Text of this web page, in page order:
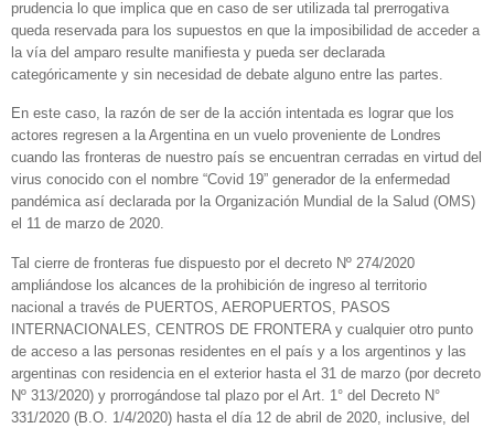
prudencia lo que implica que en caso de ser utilizada tal prerrogativa
queda reservada para los supuestos en que la imposibilidad de acceder a
la vía del amparo resulte manifiesta y pueda ser declarada
categóricamente y sin necesidad de debate alguno entre las partes.
En este caso, la razón de ser de la acción intentada es lograr que los
actores regresen a la Argentina en un vuelo proveniente de Londres
cuando las fronteras de nuestro país se encuentran cerradas en virtud del
virus conocido con el nombre “Covid 19” generador de la enfermedad
pandémica así declarada por la Organización Mundial de la Salud (OMS)
el 11 de marzo de 2020.
Tal cierre de fronteras fue dispuesto por el decreto Nº 274/2020
ampliándose los alcances de la prohibición de ingreso al territorio
nacional a través de PUERTOS, AEROPUERTOS, PASOS
INTERNACIONALES, CENTROS DE FRONTERA y cualquier otro punto
de acceso a las personas residentes en el país y a los argentinos y las
argentinas con residencia en el exterior hasta el 31 de marzo (por decreto
Nº 313/2020) y prorrogándose tal plazo por el Art. 1° del Decreto N°
331/2020 (B.O. 1/4/2020) hasta el día 12 de abril de 2020, inclusive, del